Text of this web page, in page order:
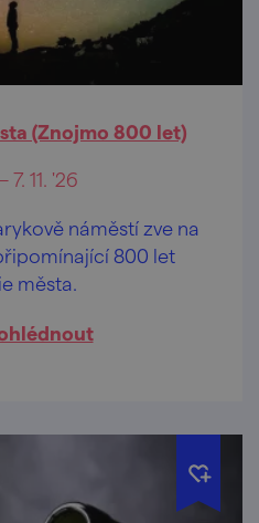
(Znojmo 800 let)
11. '26
náměstí zve na
800 let
města.